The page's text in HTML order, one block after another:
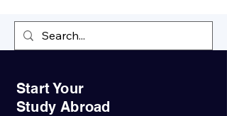
Start Your
Study Abroad